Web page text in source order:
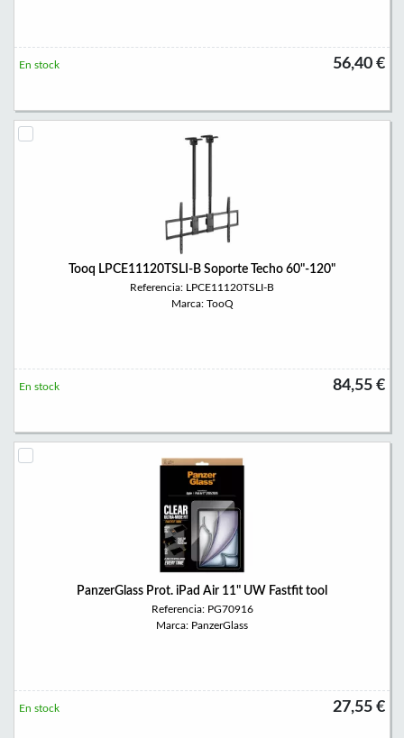
56,40 €
En stock
Tooq LPCE11120TSLI-B Soporte Techo 60"-120"
Referencia: LPCE11120TSLI-B
Marca: TooQ
84,55 €
En stock
PanzerGlass Prot. iPad Air 11" UW Fastfit tool
Referencia: PG70916
Marca: PanzerGlass
27,55 €
En stock